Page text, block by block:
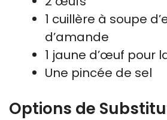
1 cuillère à soupe
d’amande
1 jaune d’œuf pour
Une pincée de sel
Options de